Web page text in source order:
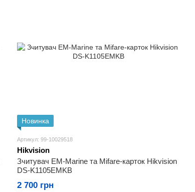
Новинка
Артикул: 99-10029518
Hikvision
Зчитувач EM-Marine та Mifare-карток Hikvision
DS-K1105EMKB
2 700 грн